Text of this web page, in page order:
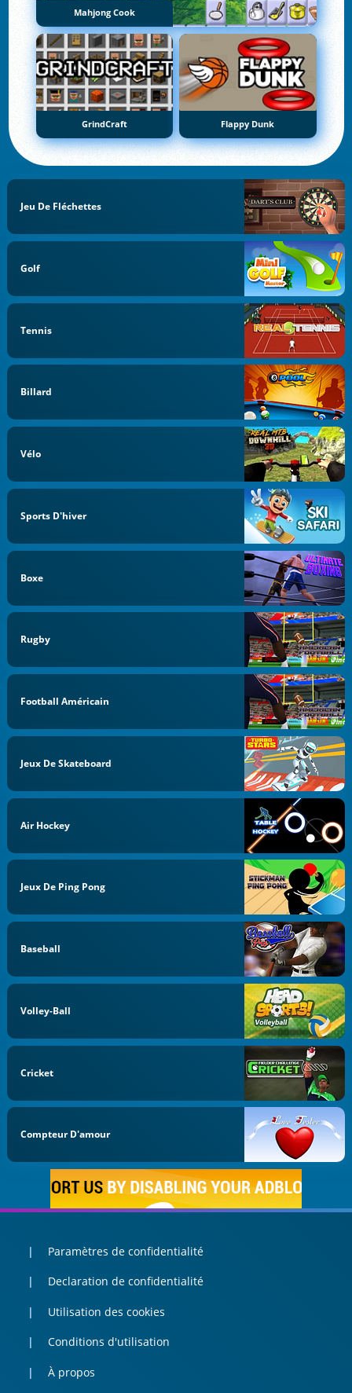
Mahjong Cook
GrindCraft Flappy Dunk
Jeu De Fléchettes
Golf
Tennis
Billard
Vélo
Sports D'hiver
Boxe
Rugby
Football Américain
Jeux De Skateboard
Air Hockey
Jeux De Ping Pong
Baseball
Volley-Ball
Cricket
Compteur D'amour
Paramètres de confidentialité
Declaration de confidentialité
Utilisation des cookies
Conditions d'utilisation
À propos